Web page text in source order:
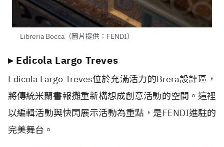
Libreria Bocca（圖片提供：FENDI）
▸ Edicola Largo Treves
Edicola Largo Treves位於充滿活力的Brera設計區，
將傳統米蘭書報攤重新構想成創意活動的空間。這裡
以編輯活動與快閃展示活動為重點，是FENDI進駐的
完美舞台。